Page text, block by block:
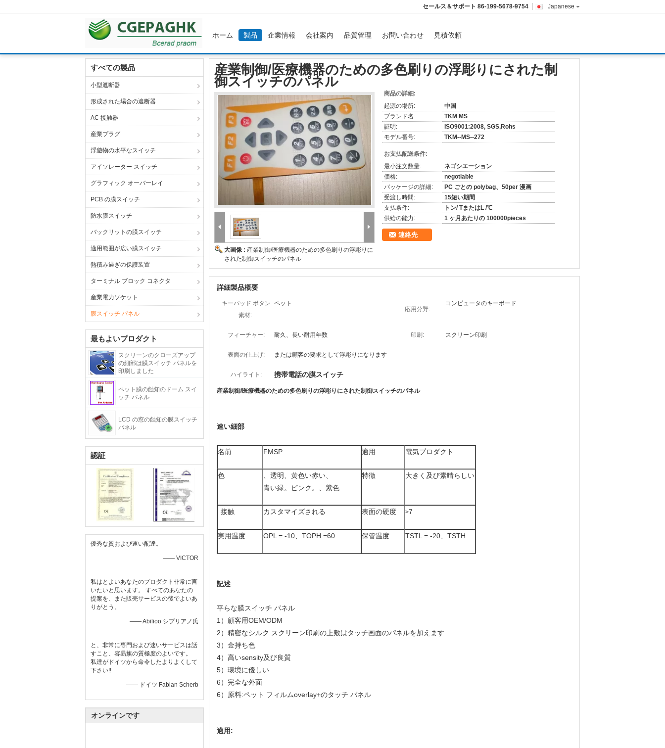
Japanese
セールス＆サポート 86-199-5678-9754
ホーム 製品 企業情報 会社案内 品質管理 お問い合わせ 見積依頼
すべての製品
小型遮断器
形成された場合の遮断器
AC 接触器
産業プラグ
浮遊物の水平なスイッチ
アイソレーター スイッチ
グラフィック オーバーレイ
PCB の膜スイッチ
防水膜スイッチ
バックリットの膜スイッチ
適用範囲が広い膜スイッチ
熱積み過ぎの保護装置
ターミナル ブロック コネクタ
産業電力ソケット
膜スイッチ パネル
最もよいプロダクト
スクリーンのクローズアップ
の細部は膜スイッチ パネルを
印刷しました
ペット膜の蝕知のドーム スイ
ッチ パネル
LCD の窓の蝕知の膜スイッチ
パネル
認証
優秀な質および速い配達。
—— VICTOR
私はとよいあなたのプロダクト非常に言
いたいと思います。 すべてのあなたの
提案を、また販売サービスの後でよいあ
りがとう。
—— Abilioo シプリアノ氏
と、非常に専門および速いサービスは話
すこと、容易旗の質極度のよいです。
私達がドイツから命令したよりよくして
下さい!!
—— ドイツ Fabian Scherb
オンラインです
産業制御/医療機器のための多色刷りの浮彫りにされた制
御スイッチのパネル
大画像 : 産業制御/医療機器のための多色刷りの浮彫りに
された制御スイッチのパネル
商品の詳細:
起源の場所:
中国
ブランド名:
TKM MS
証明:
ISO9001:2008, SGS,Rohs
モデル番号:
TKM--MS--272
お支払配送条件:
最小注文数量:
ネゴシエーション
価格:
negotiable
パッケージの詳細:
PC ごとの polybag、50per 漫画
受渡し時間:
15短い期間
支払条件:
トン/ TまたはL /℃
供給の能力:
1 ヶ月あたりの 100000pieces
連絡先
詳細製品概要
キーパッド ボタン
素材:
ペット
応用分野:
コンピュータのキーボード
フィーチャー: 耐久、長い耐用年数 印刷: スクリーン印刷
表面の仕上げ: または顧客の要求として浮彫りになります
ハイライト: 携帯電話の膜スイッチ
産業制御/医療機器のための多色刷りの浮彫りにされた制御スイッチのパネル
速い細部
名前 FMSP 適用 電気プロダクト
色
、透明、黄色い赤い、
青い緑。ピンク。、紫色
特徴 大きく及び素晴らしい
接触 カスタマイズされる 表面の硬度 >7
実用温度 OPL = -10、TOPH =60 保管温度 TSTL = -20、TSTH
記述:
平らな膜スイッチ パネル
1）顧客用OEM/ODM
2）精密なシルク スクリーン印刷の上敷はタッチ画面のパネルを加えます
3）金持ち色
4）高いsensity及び良質
5）環境に優しい
6）完全な外面
6）原料:ペット フィルムoverlay+のタッチ パネル
適用: